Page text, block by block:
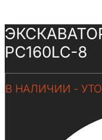
PC160LC-8
В НАЛИЧИИ -